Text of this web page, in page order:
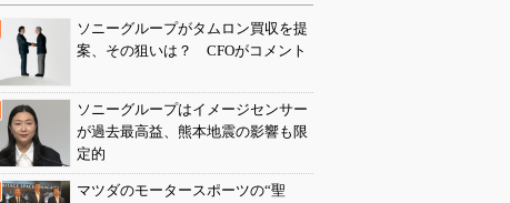
ソニーグループがタムロン買収を提
案、その狙いは？ CFOがコメント
ソニーグループはイメージセンサー
が過去最高益、熊本地震の影響も限
定的
マツダのモータースポーツの“聖